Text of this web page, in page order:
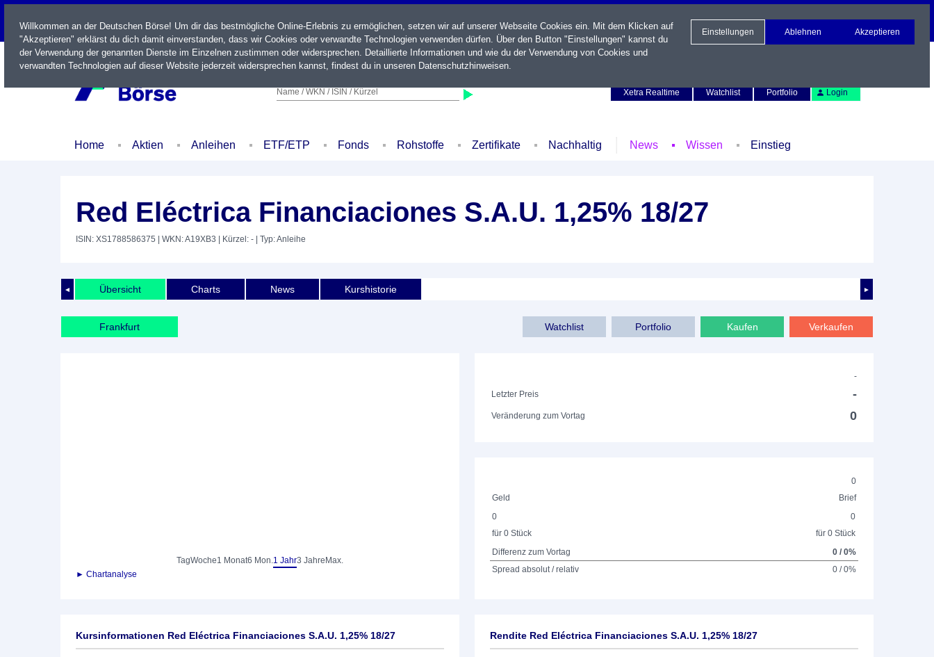
LIVE
Name / WKN / ISIN / Kürzel
Xetra Realtime
Watchlist Portfolio Login
Home Aktien Anleihen ETF/ETP Fonds Rohstoffe Zertifikate Nachhaltig News Wissen Einstieg
Red Eléctrica Financiaciones S.A.U. 1,25% 18/27
ISIN: XS1788586375 | WKN: A19XB3 | Kürzel: - | Typ: Anleihe
◄ ►
Übersicht Charts News Kurshistorie
Frankfurt Verkaufen
Kaufen
Portfolio
Watchlist
TagWoche1 Monat6 Mon.1 Jahr3 Jahre Max.
► Chartanalyse
-
Letzter Preis
-
Veränderung zum Vortag 0
0
Geld
Brief
0
für 0 Stück
0
für 0 Stück
Differenz zum Vortag
0 / 0%
Spread absolut / relativ
0 / 0%
Kursinformationen Red Eléctrica Financiaciones S.A.U. 1,25% 18/27 Rendite Red Eléctrica Financiaciones S.A.U. 1,25% 18/27
Willkommen an der Deutschen Börse! Um dir das bestmögliche Online-Erlebnis zu ermöglichen, setzen wir auf unserer Webseite Cookies ein. Mit dem Klicken auf
"Akzeptieren" erklärst du dich damit einverstanden, dass wir Cookies oder verwandte Technologien verwenden dürfen. Über den Button "Einstellungen" kannst du
der Verwendung der genannten Dienste im Einzelnen zustimmen oder widersprechen. Detaillierte Informationen und wie du der Verwendung von Cookies und
verwandten Technologien auf dieser Website jederzeit widersprechen kannst, findest du in unseren Datenschutzhinweisen.
Einstellungen Ablehnen Akzeptieren